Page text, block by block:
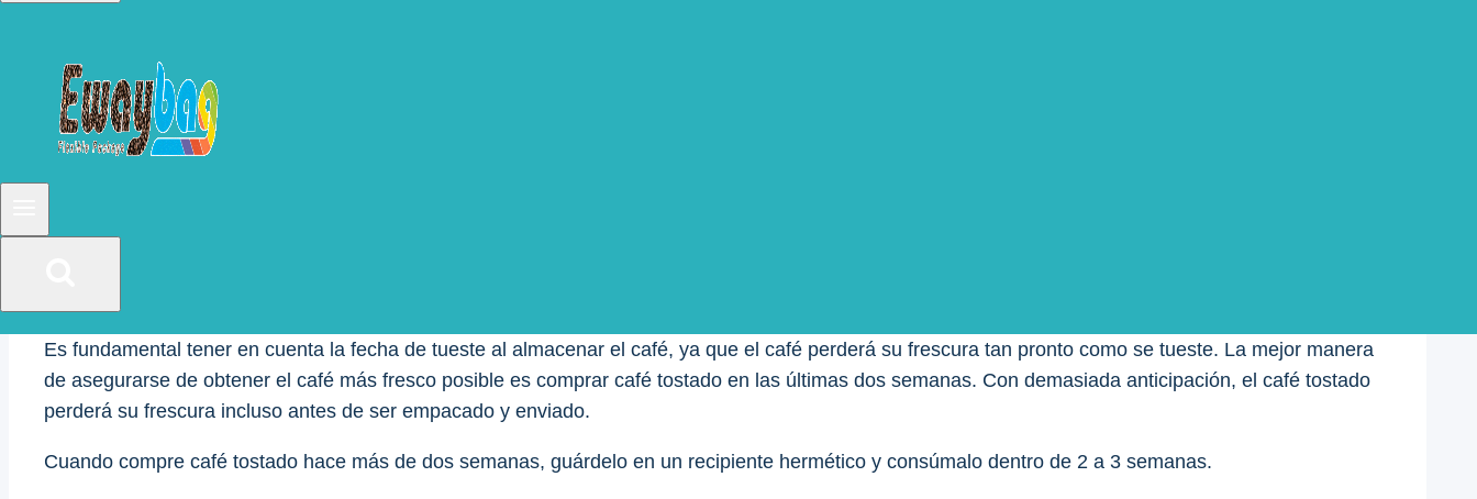
El café almacenado en bolsas de Mylar puede durar varios meses, pero la vida útil exacta dependerá del tipo de café y las condiciones de
almacenamiento. Por ejemplo, el café en grano entero puede durar hasta 6 meses, mientras que el café molido suele durar entre 2 y 3 meses.
Para asegurarse de que su café se mantenga fresco el mayor tiempo posible, es esencial verificar la fecha de caducidad en el empaque y controlar el
aroma y el sabor del café a lo largo del tiempo. Si el café pierde su aroma o sabor, es probable que ya no esté fresco y deba consumirse o desecharse.
Es fundamental tener en cuenta la fecha de tueste al almacenar el café, ya que el café perderá su frescura tan pronto como se tueste. La mejor manera
de asegurarse de obtener el café más fresco posible es comprar café tostado en las últimas dos semanas. Con demasiada anticipación, el café tostado
perderá su frescura incluso antes de ser empacado y enviado.
Cuando compre café tostado hace más de dos semanas, guárdelo en un recipiente hermético y consúmalo dentro de 2 a 3 semanas.